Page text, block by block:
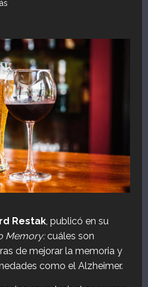
Restak, publicó en su
Memory:cuáles son
de mejorar la memoria y
como el Alzheimer.